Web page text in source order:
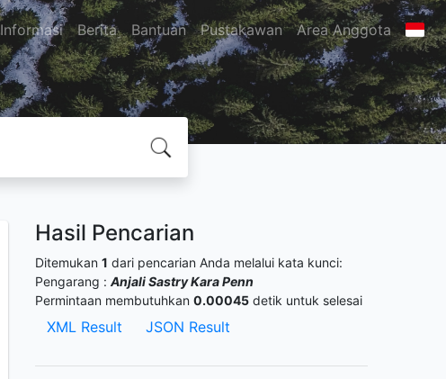
Informasi Berita Bantuan Pustakawan Area Anggota
Hasil Pencarian
Ditemukan 1 dari pencarian Anda melalui kata kunci:
Pengarang : Anjali Sastry Kara Penn
Permintaan membutuhkan 0.00045 detik untuk selesai
XML Result JSON Result